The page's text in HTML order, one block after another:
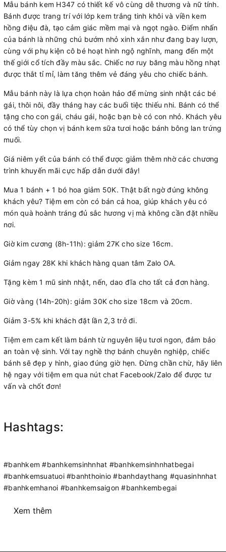
Mẫu bánh kem H347 có thiết kế vô cùng dễ thương và nữ tính.
Bánh được trang trí với lớp kem trắng tinh khôi và viền kem
hồng điệu đà, tạo cảm giác mềm mại và ngọt ngào. Điểm nhấn
của bánh là những chú bướm nhỏ xinh xắn như đang bay lượn,
cùng với phụ kiện cô bé hoạt hình ngộ nghĩnh, mang đến một
thế giới cổ tích đầy màu sắc. Chiếc nơ ruy băng màu hồng nhạt
được thắt tỉ mỉ, làm tăng thêm vẻ đáng yêu cho chiếc bánh.
Mẫu bánh này là lựa chọn hoàn hảo để mừng sinh nhật các bé
gái, thôi nôi, đầy tháng hay các buổi tiệc thiếu nhi. Bánh có thể
tặng cho con gái, cháu gái, hoặc bạn bè có con nhỏ. Khách yêu
có thể tùy chọn vị bánh kem sữa tươi hoặc bánh bông lan trứng
muối.
Giá niêm yết của bánh có thể được giảm thêm nhờ các chương
trình khuyến mãi cực hấp dẫn dưới đây!
Mua 1 bánh + 1 bó hoa giảm 50K. Thật bất ngờ đúng không
khách yêu? Tiệm em còn có bán cả hoa, giúp khách yêu có
món quà hoành tráng đủ sắc hương vị mà không cần đặt nhiều
nơi.
Giờ kim cương (8h-11h): giảm 27K cho size 16cm.
Giảm ngay 28K khi khách hàng quan tâm Zalo OA.
Tặng kèm 1 mũ sinh nhật, nến, dao đĩa cho tất cả đơn hàng.
Giờ vàng (14h-20h): giảm 30K cho size 18cm và 20cm.
Giảm 3-5% khi khách đặt lần 2,3 trở đi.
Tiệm em cam kết làm bánh từ nguyên liệu tươi ngon, đảm bảo
an toàn vệ sinh. Với tay nghề thợ bánh chuyên nghiệp, chiếc
bánh sẽ đẹp y hình, giao đúng giờ hẹn. Đừng chần chừ, hãy liên
hệ ngay với tiệm em qua nút chat Facebook/Zalo để được tư
vấn và chốt đơn!
Hashtags:
#banhkem #banhkemsinhnhat #banhkemsinhnhatbegai
#banhkemsuatuoi #banhthoinio #banhdaythang #quasinhnhat
#banhkemhanoi #banhkemsaigon #banhkembegai
Xem thêm